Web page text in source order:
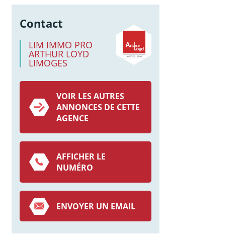
Contact
LIM IMMO PRO
ARTHUR LOYD
LIMOGES
VOIR LES AUTRES
ANNONCES DE CETTE
AGENCE
AFFICHER LE
NUMÉRO
ENVOYER UN EMAIL